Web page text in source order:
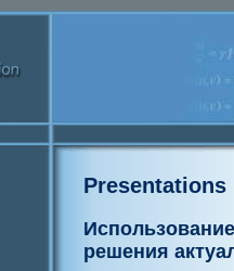
Presentations
решения